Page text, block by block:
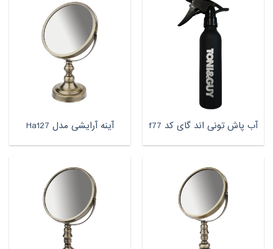
آب پاش تونی اند گای کد f77 آینه آرایشى مدل Ha127